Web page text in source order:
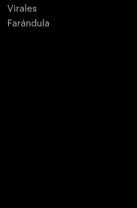
Virales
Farándula